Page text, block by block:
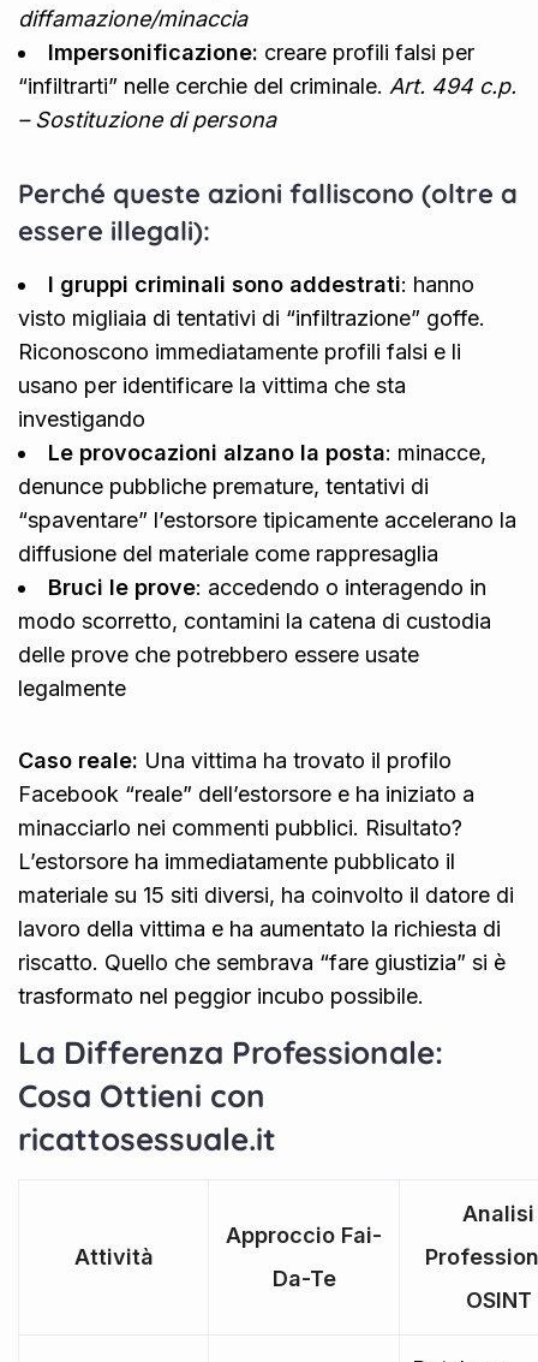
diffamazione/minaccia
Impersonificazione: creare profili falsi per
“infiltrarti” nelle cerchie del criminale. Art. 494 c.p.
– Sostituzione di persona
Perché queste azioni falliscono (oltre a
essere illegali):
I gruppi criminali sono addestrati: hanno
visto migliaia di tentativi di “infiltrazione” goffe.
Riconoscono immediatamente profili falsi e li
usano per identificare la vittima che sta
investigando
Le provocazioni alzano la posta: minacce,
denunce pubbliche premature, tentativi di
“spaventare” l’estorsore tipicamente accelerano la
diffusione del materiale come rappresaglia
Bruci le prove: accedendo o interagendo in
modo scorretto, contamini la catena di custodia
delle prove che potrebbero essere usate
legalmente
Caso reale: Una vittima ha trovato il profilo
Facebook “reale” dell’estorsore e ha iniziato a
minacciarlo nei commenti pubblici. Risultato?
L’estorsore ha immediatamente pubblicato il
materiale su 15 siti diversi, ha coinvolto il datore di
lavoro della vittima e ha aumentato la richiesta di
riscatto. Quello che sembrava “fare giustizia” si è
trasformato nel peggior incubo possibile.
La Differenza Professionale:
Cosa Ottieni con
ricattosessuale.it
Attività
Approccio Fai-
Da-Te
Analisi
OSINT